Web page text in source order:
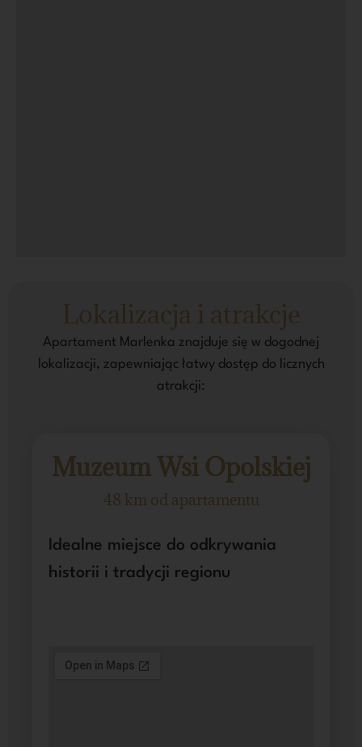
Lokalizacja i atrakcje
Apartament Marlenka znajduje się w dogodnej
lokalizacji, zapewniając łatwy dostęp do licznych
atrakcji:
Muzeum Wsi Opolskiej
48 km od apartamentu
Idealne miejsce do odkrywania
historii i tradycji regionu